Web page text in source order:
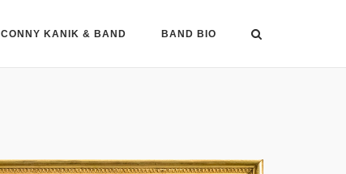
CONNY KANIK & BAND BAND BIO